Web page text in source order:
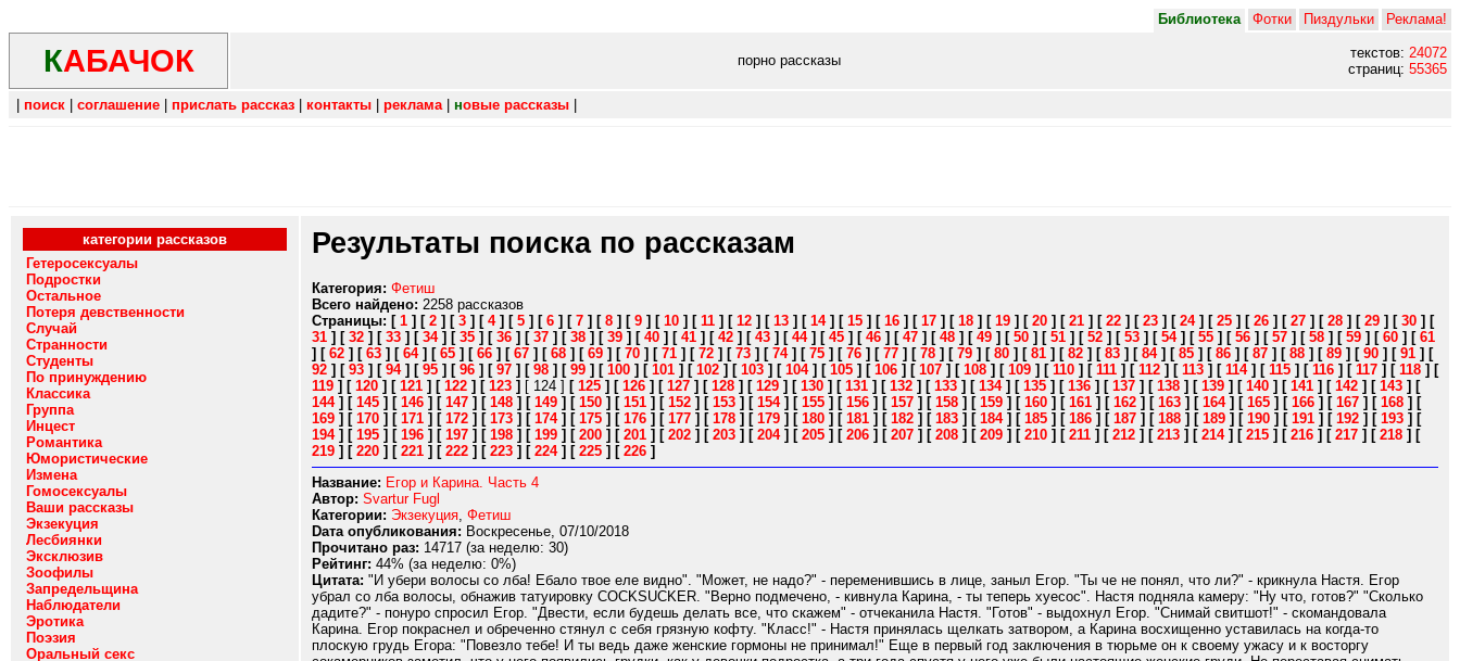
Библиотека Фотки Пиздульки Реклама!
КАБАЧОК порно рассказы текстов: 24072
страниц: 55365
поиск соглашение прислать рассказ контакты реклама| новые рассказы
категории рассказов
Гетеросексуалы
Подростки
Остальное
Потеря девственности
Случай
Странности
Студенты
По принуждению
Классика
Группа
Инцест
Романтика
Юмористические
Измена
Гомосексуалы
Ваши рассказы
Экзекуция
Лесбиянки
Эксклюзив
Зоофилы
Запредельщина
Наблюдатели
Эротика
Поэзия
Оральный секс
Результаты поиска по рассказам
Категория: Фетиш
Всего найдено: 2258 рассказов
Страницы: [ 1 ] [ 2 ] [ 3 ] [ 4] [ 5 ] [ 6 ] [ 7 ] [ 8 ] [ 9 ] [ 10 ] [ 11 ] [ 12 ] [ 13 ] [ 14] [ 15 ] [ 16 ] [ 17 ] [ 18 ] [ 19 ] [ 20 ] [ 21 ] [ 22 ] [ 23 ] [ 24] [ 25 ] [ 26 ] [ 27 ] [ 28 ] [ 29 ] [ 30 ] [
31 ] [ 32 ] [ 33 ] [ 34] [ 35 ] [ 36 ] [ 37 ] [ 38 ] [ 39 ] [ 40 ] [ 41 ] [ 42 ] [ 43 ] [ 44] [ 45 ] [ 46 ] [ 47 ] [ 48 ] [ 49 ] [ 50 ] [ 51 ] [ 52 ] [ 53 ] [ 54] [ 55 ] [ 56 ] [ 57 ] [ 58 ] [ 59 ] [ 60 ] [ 61
] [ 62 ] [ 63 ] [ 64] [ 65 ] [ 66 ] [ 67 ] [ 68 ] [ 69 ] [ 70 ] [ 71 ] [ 72 ] [ 73 ] [ 74] [ 75 ] [ 76 ] [ 77 ] [ 78 ] [ 79 ] [ 80 ] [ 81 ] [ 82 ] [ 83 ] [ 84] [ 85 ] [ 86 ] [ 87 ] [ 88 ] [ 89 ] [ 90 ] [ 91 ] [
92 ] [ 93 ] [ 94] [ 95 ] [ 96 ] [ 97 ] [ 98 ] [ 99 ] [ 100 ] [ 101 ] [ 102 ] [ 103 ] [ 104] [ 105 ] [ 106 ] [ 107 ] [ 108 ] [ 109 ] [ 110 ] [ 111 ] [ 112 ] [ 113 ] [ 114] [ 115 ] [ 116 ] [ 117 ] [ 118 ] [
119 ] [ 120 ] [ 121 ] [ 122 ] [ 123 ] [ 124 ] [ 125 ] [ 126 ] [ 127 ] [ 128 ] [ 129 ] [ 130 ] [ 131 ] [ 132 ] [ 133 ] [ 134] [ 135 ] [ 136 ] [ 137 ] [ 138 ] [ 139 ] [ 140 ] [ 141 ] [ 142 ] [ 143 ] [
144] [ 145 ] [ 146 ] [ 147 ] [ 148 ] [ 149 ] [ 150 ] [ 151 ] [ 152 ] [ 153 ] [ 154] [ 155 ] [ 156 ] [ 157 ] [ 158 ] [ 159 ] [ 160 ] [ 161 ] [ 162 ] [ 163 ] [ 164] [ 165 ] [ 166 ] [ 167 ] [ 168 ] [
169 ] [ 170 ] [ 171 ] [ 172 ] [ 173 ] [ 174] [ 175 ] [ 176 ] [ 177 ] [ 178 ] [ 179 ] [ 180 ] [ 181 ] [ 182 ] [ 183 ] [ 184] [ 185 ] [ 186 ] [ 187 ] [ 188 ] [ 189 ] [ 190 ] [ 191 ] [ 192 ] [ 193 ] [
194] [ 195 ] [ 196 ] [ 197 ] [ 198 ] [ 199 ] [ 200 ] [ 201 ] [ 202 ] [ 203 ] [ 204] [ 205 ] [ 206 ] [ 207 ] [ 208 ] [ 209 ] [ 210 ] [ 211 ] [ 212 ] [ 213 ] [ 214] [ 215 ] [ 216 ] [ 217 ] [ 218 ] [
219 ] [ 220 ] [ 221 ] [ 222 ] [ 223 ] [ 224] [ 225 ] [ 226 ]
Название: Егор и Карина. Часть 4
Автор: Svartur Fugl
Категории: Экзекуция, Фетиш
Dата опубликования: Воскресенье, 07/10/2018
Прочитано раз: 14717 (за неделю: 30)
Рейтинг: 44% (за неделю: 0%)
Цитата: "И убери волосы со лба! Ебало твое еле видно". "Может, не надо?" - переменившись в лице, заныл Егор. "Ты че не понял, что ли?" - крикнула Настя. Егор
убрал со лба волосы, обнажив татуировку COCKSUCKER. "Верно подмечено, - кивнула Карина, - ты теперь хуесос". Настя подняла камеру: "Ну что, готов?" "Сколько
дадите?" - понуро спросил Егор. "Двести, если будешь делать все, что скажем" - отчеканила Настя. "Готов" - выдохнул Егор. "Снимай свитшот!" - скомандовала
Карина. Егор покраснел и обреченно стянул с себя грязную кофту. "Класс!" - Настя принялась щелкать затвором, а Карина восхищенно уставилась на когда-то
плоскую грудь Егора: "Повезло тебе! И ты ведь даже женские гормоны не принимал!" Еще в первый год заключения в тюрьме он к своему ужасу и к восторгу